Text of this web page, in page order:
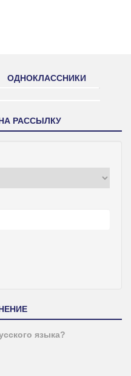
ОДНОКЛАССНИКИ
РАССЫЛКУ
языка?